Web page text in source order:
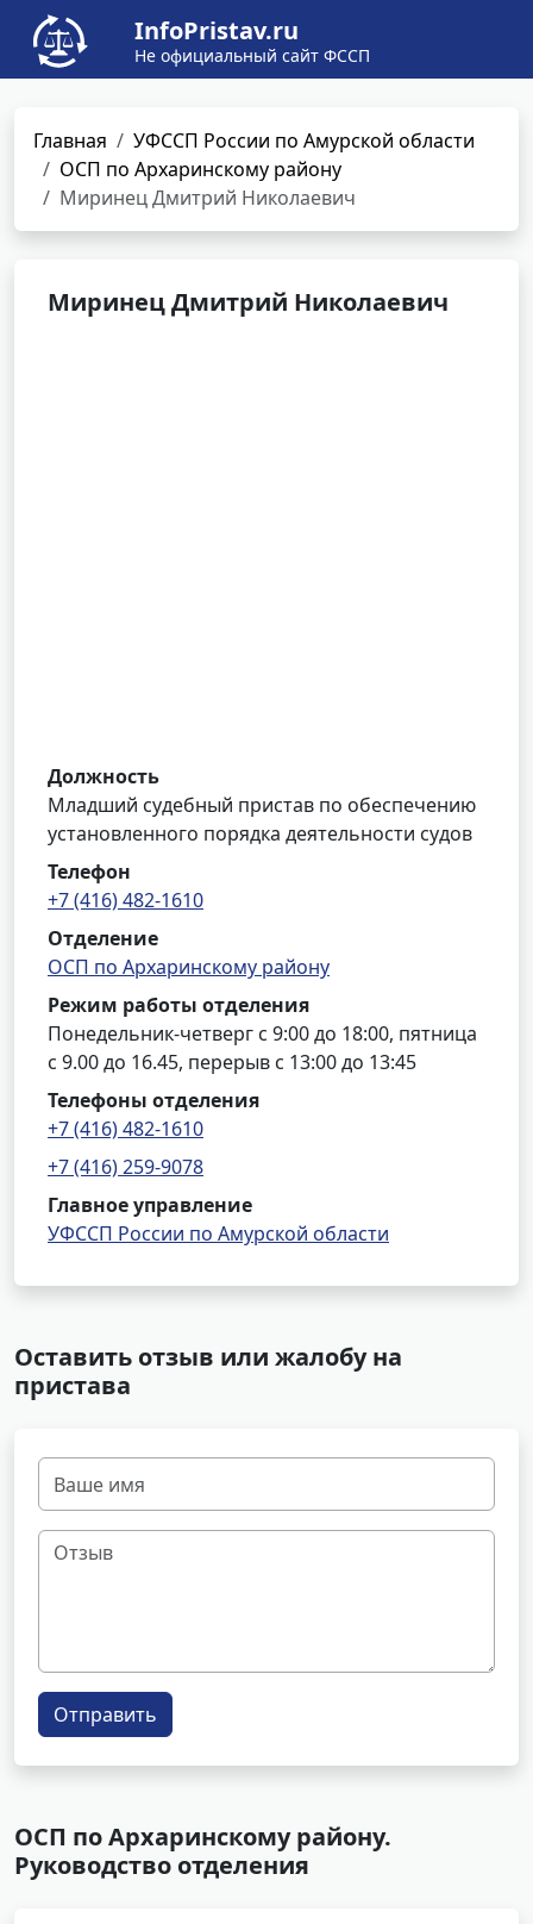
InfoPristav.ru
Не официальный сайт ФССП
Главная
УФССП России по Амурской области
ОСП по Архаринскому району
Миринец Дмитрий Николаевич
Миринец Дмитрий Николаевич
Должность
Младший судебный пристав по обеспечению
установленного порядка деятельности судов
Телефон
+7 (416) 482-1610
Отделение
ОСП по Архаринскому району
Режим работы отделения
Понедельник-четверг с 9:00 до 18:00, пятница
с 9.00 до 16.45, перерыв с 13:00 до 13:45
Телефоны отделения
+7 (416) 482-1610
+7 (416) 259-9078
Главное управление
УФССП России по Амурской области
Оставить отзыв или жалобу на
пристава
Отправить
ОСП по Архаринскому району.
Руководство отделения